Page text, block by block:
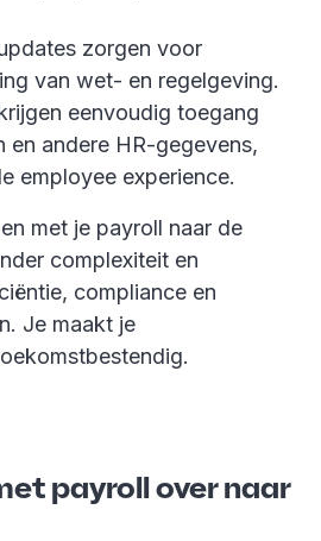
zorgen voor
van wet- en regelgeving.
eenvoudig toegang
en andere HR-gegevens,
employee experience.
met je payroll naar de
complexiteit en
compliance en
Je maakt je
payroll over naar